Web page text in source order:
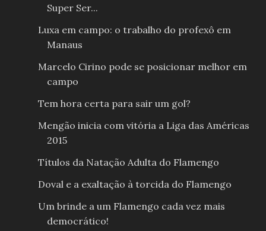
Super Ser...
Luxa em campo: o trabalho do profexô em
Manaus
Marcelo Cirino pode se posicionar melhor em
campo
Tem hora certa para sair um gol?
Mengão inicia com vitória a Liga das Américas
2015
Títulos da Natação Adulta do Flamengo
Doval e a exaltação à torcida do Flamengo
Um brinde a um Flamengo cada vez mais
democrático!